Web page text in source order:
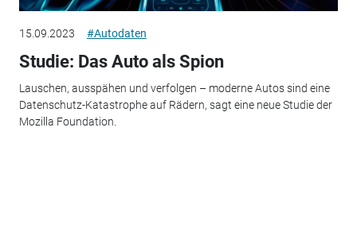
15.09.2023 #Autodaten
Studie: Das Auto als Spion
Lauschen, ausspähen und verfolgen – moderne Autos sind eine
Datenschutz-Katastrophe auf Rädern, sagt eine neue Studie der
Mozilla Foundation.